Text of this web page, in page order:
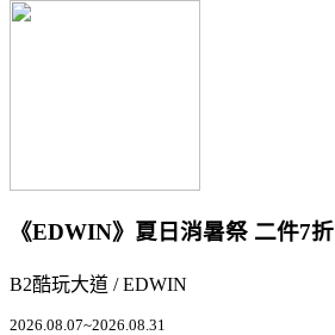
《EDWIN》夏日消暑祭 二件7折
B2酷玩大道 / EDWIN
2026.08.07~2026.08.31